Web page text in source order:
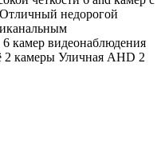
недорогой
камер видеонаблюдения
камеры Уличная AHD 2